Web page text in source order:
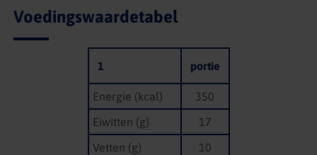
Voedingswaardetabel
1 portie
Energie (kcal)
350
Eiwitten (g)
17
Vetten (g)
10